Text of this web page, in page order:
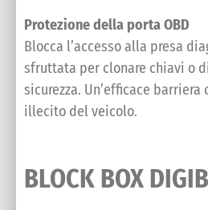
Protezione della porta OBD
Blocca l’accesso alla presa
sfruttata per clonare chiavi o
sicurezza. Un’efficace barriera
illecito del veicolo.
BLOCK BOX